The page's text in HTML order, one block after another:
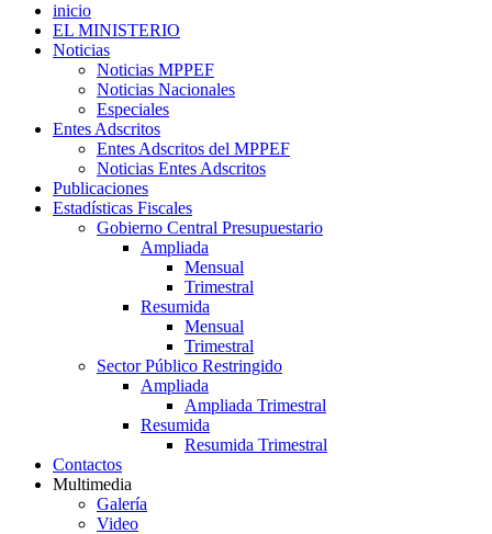
inicio
EL MINISTERIO
Noticias
Noticias MPPEF
Noticias Nacionales
Especiales
Entes Adscritos
Entes Adscritos del MPPEF
Noticias Entes Adscritos
Publicaciones
Estadísticas Fiscales
Gobierno Central Presupuestario
Ampliada
Mensual
Trimestral
Resumida
Mensual
Trimestral
Sector Público Restringido
Ampliada
Ampliada Trimestral
Resumida
Resumida Trimestral
Contactos
Multimedia
Galería
Video